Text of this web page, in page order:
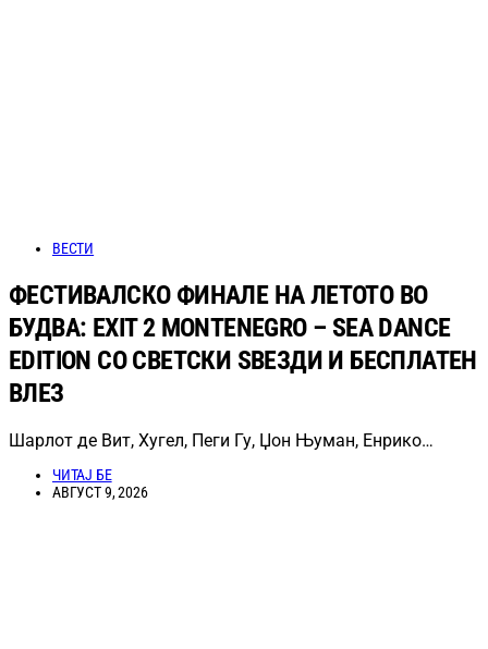
ВЕСТИ
ФЕСТИВАЛСКО ФИНАЛЕ НА ЛЕТОТО ВО
БУДВА: EXIT 2 MONTENEGRO – SEA DANCE
EDITION СО СВЕТСКИ ЅВЕЗДИ И БЕСПЛАТЕН
ВЛЕЗ
Шарлот де Вит, Хугел, Пеги Гу, Џон Њуман, Енрико…
ЧИТАЈ БЕ
АВГУСТ 9, 2026